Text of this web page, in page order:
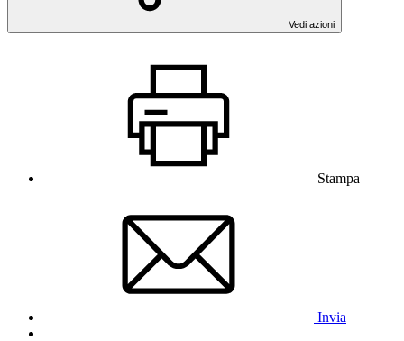
Vedi azioni
Stampa
Invia